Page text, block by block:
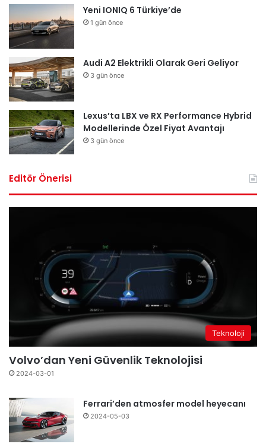
Yeni IONIQ 6 Türkiye’de
1 gün önce
Audi A2 Elektrikli Olarak Geri Geliyor
3 gün önce
Lexus’ta LBX ve RX Performance Hybrid
Modellerinde Özel Fiyat Avantajı
3 gün önce
Editör Önerisi
Teknoloji
Volvo’dan Yeni Güvenlik Teknolojisi
2024-03-01
Ferrari’den atmosfer model heyecanı
2024-05-03